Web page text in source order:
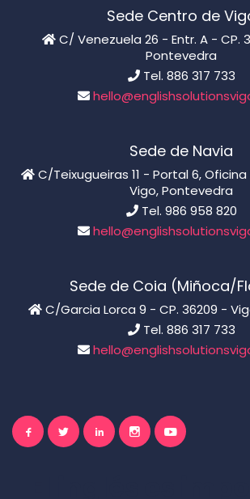
Sede Centro de
C/ Venezuela 26 - Entr. A - CP.
Pontevedra
Tel. 886 317 733
Sede de Navia
C/Teixugueiras 11 - Portal 6, Oficina
Vigo, Pontevedra
Tel. 986 958 820
Sede de Coia (Miñoca/
C/Garcia Lorca 9 - CP. 36209 -
Tel. 886 317 733